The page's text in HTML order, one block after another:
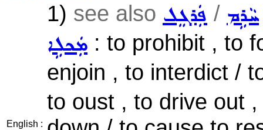
English :
1) see also ܦܲܪܓܸܠ / ܚܵܪܹܡ
ܡܲܟܠܹܐ : to prohibit , to
enjoin , to interdict /
to oust , to drive out